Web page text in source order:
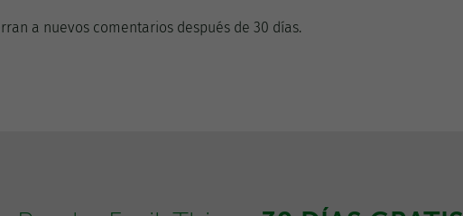
a nuevos comentarios después de 30 días.